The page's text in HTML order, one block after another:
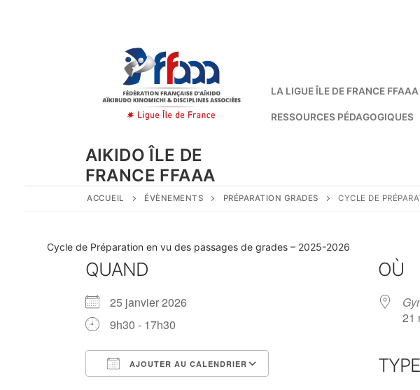
AIKIDO ÎLE DE
FRANCE FFAAA
LA LIGUE ÎLE DE FRANCE FFAAA
RESSOURCES PÉDAGOGIQUES
ACCUEIL ÉVÈNEMENTS PRÉPARATION GRADES CYCLE DE
Cycle de Préparation en vu des passages de grades – 2025-2026
QUAND
25 janvier 2026
9h30 - 17h30
AJOUTER AU CALENDRIER
OÙ
21